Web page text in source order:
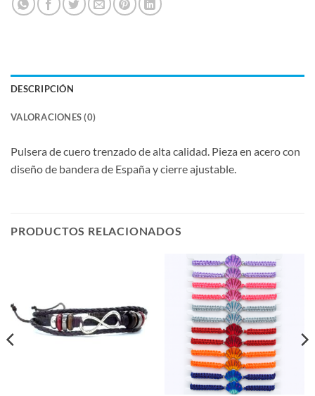
DESCRIPCIÓN
VALORACIONES (0)
Pulsera de cuero trenzado de alta calidad. Pieza en acero con
diseño de bandera de España y cierre ajustable.
PRODUCTOS RELACIONADOS